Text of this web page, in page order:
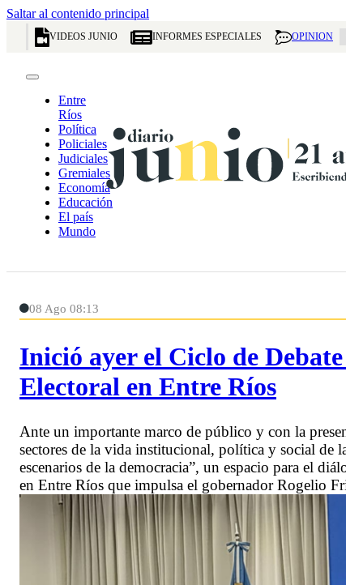
Saltar al contenido principal
VIDEOS JUNIO INFORMES ESPECIALES OPINION
Entre
Ríos
Política
Policiales
Judiciales
Gremiales
Economía
Educación
El país
Mundo
08 Ago 08:13
Inició ayer el Ciclo de
Electoral en Entre Ríos
Ante un importante marco de público y con la
sectores de la vida institucional, política y social de
escenarios de la democracia”, un espacio para el
en Entre Ríos que impulsa el gobernador Rogelio